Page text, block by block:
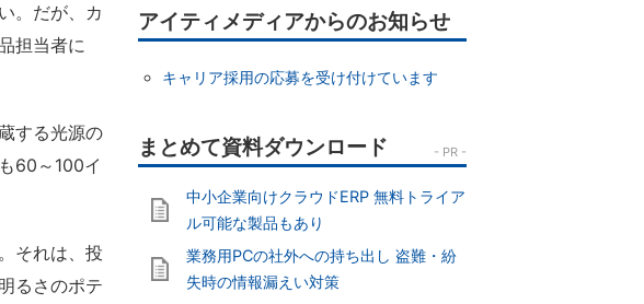
。だが、カ
担当者に
する光源の
60～100イ
それは、投
るさのポテ
アイティメディアからのお知らせ
キャリア採用の応募を受け付けています
中小企業向けクラウドERP 無料トライア
ル可能な製品もあり
業務用PCの社外への持ち出し 盗難・紛
失時の情報漏えい対策